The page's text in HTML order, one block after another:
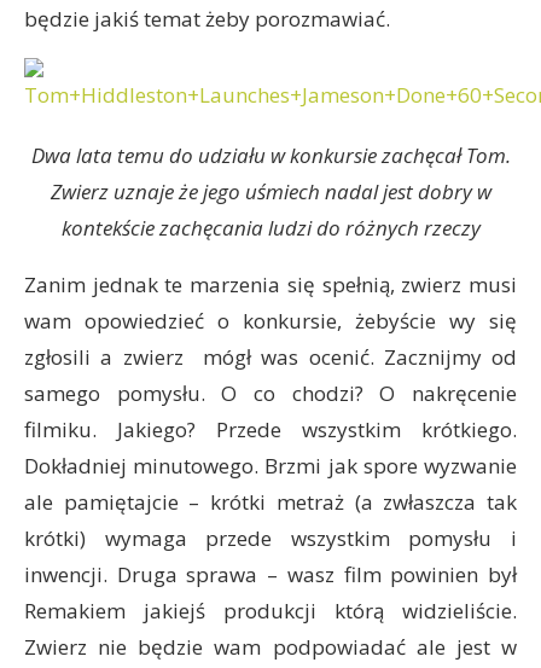
będzie jakiś temat żeby porozmawiać.
Dwa lata temu do udziału w konkursie zachęcał Tom.
Zwierz uznaje że jego uśmiech nadal jest dobry w
kontekście zachęcania ludzi do różnych rzeczy
Zanim jednak te marzenia się spełnią, zwierz musi
wam opowiedzieć o konkursie, żebyście wy się
zgłosili a zwierz mógł was ocenić. Zacznijmy od
samego pomysłu. O co chodzi? O nakręcenie
filmiku. Jakiego? Przede wszystkim krótkiego.
Dokładniej minutowego. Brzmi jak spore wyzwanie
ale pamiętajcie – krótki metraż (a zwłaszcza tak
krótki) wymaga przede wszystkim pomysłu i
inwencji. Druga sprawa – wasz film powinien był
Remakiem jakiejś produkcji którą widzieliście.
Zwierz nie będzie wam podpowiadać ale jest w